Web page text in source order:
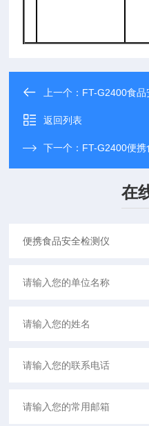
上一个： FT-G2400食品
返回列表
下一个： FT-G2400便携
在